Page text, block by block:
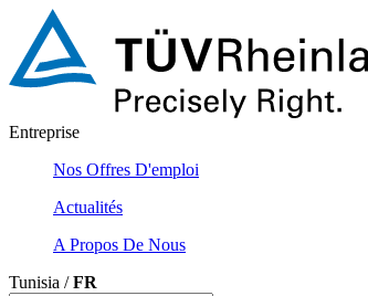
Entreprise
Nos Offres D'emploi
Actualités
A Propos De Nous
Tunisia /FR